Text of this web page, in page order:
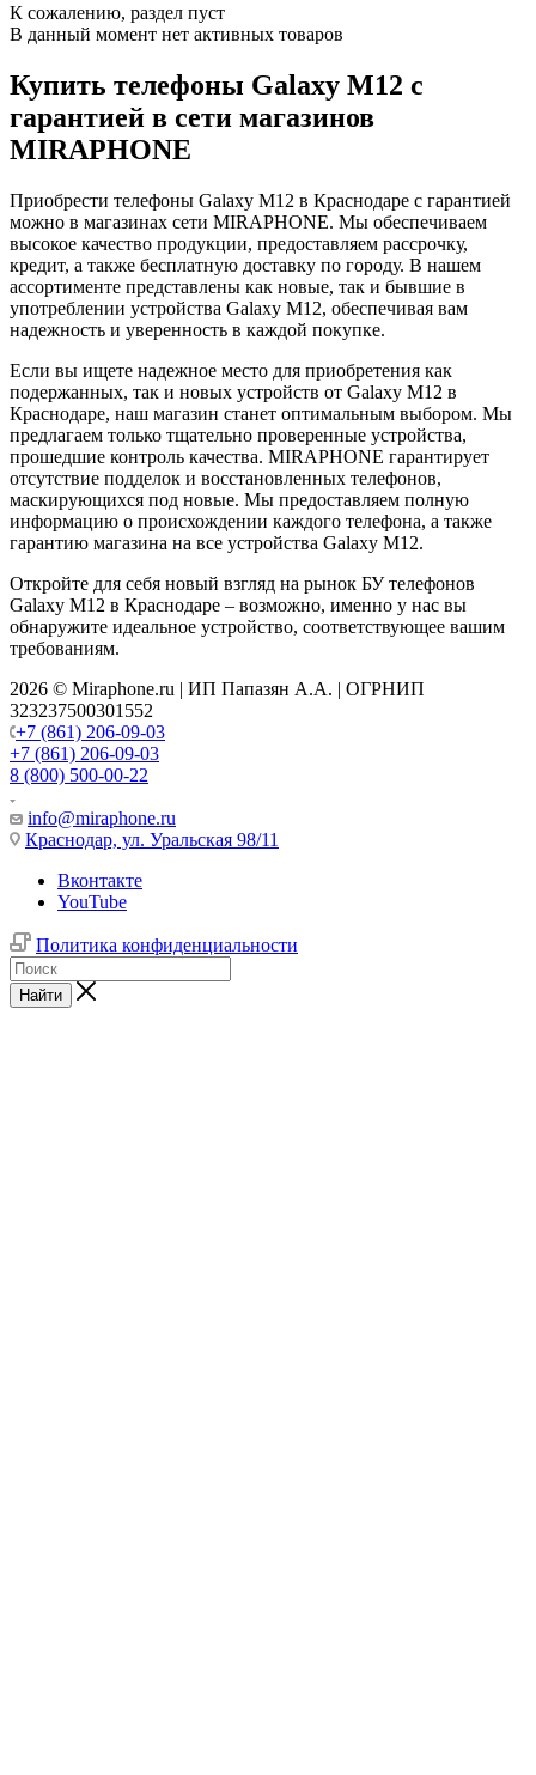
К сожалению, раздел пуст
В данный момент нет активных товаров
Купить телефоны Galaxy M12 с
гарантией в сети магазинов
MIRAPHONE
Приобрести телефоны Galaxy M12 в Краснодаре с гарантией
можно в магазинах сети MIRAPHONE. Мы обеспечиваем
высокое качество продукции, предоставляем рассрочку,
кредит, а также бесплатную доставку по городу. В нашем
ассортименте представлены как новые, так и бывшие в
употреблении устройства Galaxy M12, обеспечивая вам
надежность и уверенность в каждой покупке.
Если вы ищете надежное место для приобретения как
подержанных, так и новых устройств от Galaxy M12 в
Краснодаре, наш магазин станет оптимальным выбором. Мы
предлагаем только тщательно проверенные устройства,
прошедшие контроль качества. MIRAPHONE гарантирует
отсутствие подделок и восстановленных телефонов,
маскирующихся под новые. Мы предоставляем полную
информацию о происхождении каждого телефона, а также
гарантию магазина на все устройства Galaxy M12.
Откройте для себя новый взгляд на рынок БУ телефонов
Galaxy M12 в Краснодаре – возможно, именно у нас вы
обнаружите идеальное устройство, соответствующее вашим
требованиям.
2026 © Miraphone.ru | ИП Папазян А.А. | ОГРНИП
323237500301552
+7 (861) 206-09-03
+7 (861) 206-09-03
8 (800) 500-00-22
info@miraphone.ru
Краснодар, ул. Уральская 98/11
Вконтакте
YouTube
Политика конфиденциальности
Найти